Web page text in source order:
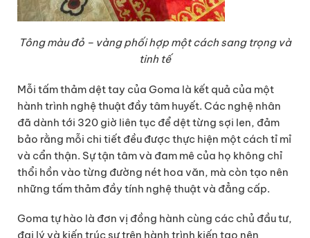
Tông màu đỏ – vàng phối hợp một cách sang trọng và
tinh tế
Mỗi tấm thảm dệt tay của Goma là kết quả của một
hành trình nghệ thuật đầy tâm huyết. Các nghệ nhân
đã dành tới 320 giờ liên tục để dệt từng sợi len, đảm
bảo rằng mỗi chi tiết đều được thực hiện một cách tỉ mỉ
và cẩn thận. Sự tận tâm và đam mê của họ không chỉ
thổi hồn vào từng đường nét hoa văn, mà còn tạo nên
những tấm thảm đầy tính nghệ thuật và đẳng cấp.
Goma tự hào là đơn vị đồng hành cùng các chủ đầu tư,
đại lý và kiến trúc sư trên hành trình kiến tạo nên